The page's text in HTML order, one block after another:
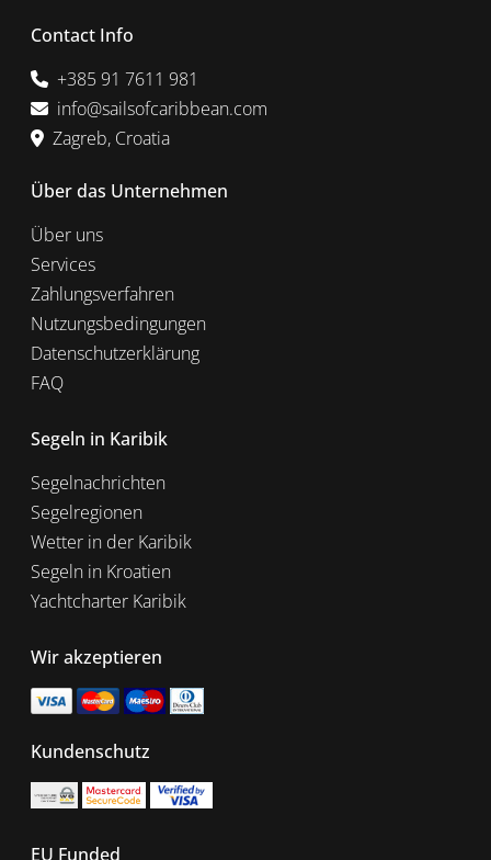
Contact Info
+385 91 7611 981
info@sailsofcaribbean.com
Zagreb, Croatia
Über das Unternehmen
Über uns
Services
Zahlungsverfahren
Nutzungsbedingungen
Datenschutzerklärung
FAQ
Segeln in Karibik
Segelnachrichten
Segelregionen
Wetter in der Karibik
Segeln in Kroatien
Yachtcharter Karibik
Wir akzeptieren
Kundenschutz
EU Funded